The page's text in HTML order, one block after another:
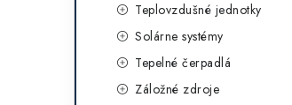
Teplovzdušné jednotky
Solárne systémy
Tepelné čerpadlá
Záložné zdroje